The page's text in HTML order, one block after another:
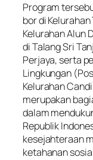
Program
bor di
Kelurahan Alun
di Talang Sri
Perjaya, serta
Lingkungan
Kelurahan
merupakan
dalam
Republik
kesejahteraan
ketahanan